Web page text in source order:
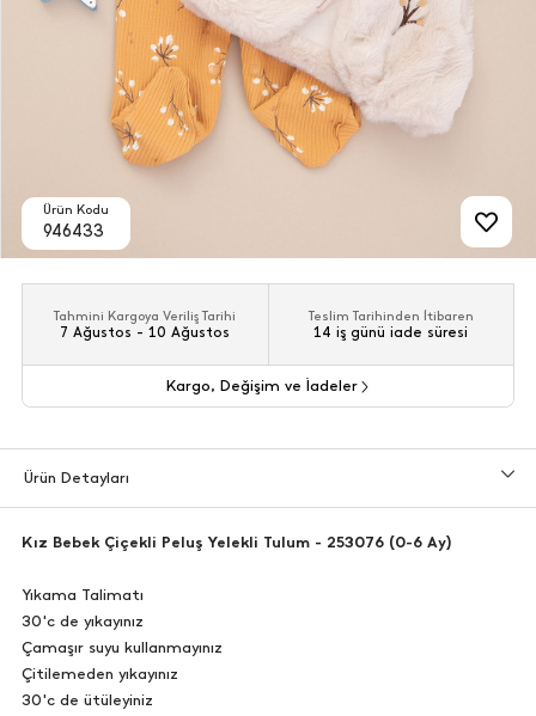
Ürün Kodu
946433
Tahmini Kargoya Veriliş Tarihi
7 Ağustos - 10 Ağustos
Teslim Tarihinden İtibaren
14 iş günü iade süresi
Kargo, Değişim ve İadeler
Ürün Detayları
Kız Bebek Çiçekli Peluş Yelekli Tulum - 253076 (0-6 Ay)
Yıkama Talimatı
30'c de yıkayınız
Çamaşır suyu kullanmayınız
Çitilemeden yıkayınız
30'c de ütüleyiniz